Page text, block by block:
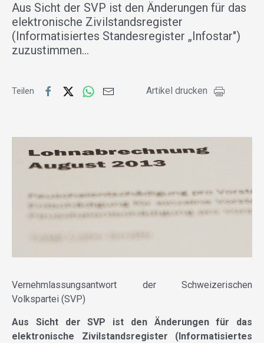
Aus Sicht der SVP ist den Änderungen für das
elektronische Zivilstandsregister
(Informatisiertes Standesregister „Infostar")
zuzustimmen…
Teilen Artikel drucken
Vernehmlassungsantwort der Schweizerischen
Volkspartei (SVP)
Aus Sicht der SVP ist den Änderungen für das
elektronische Zivilstandsregister (Informatisiertes